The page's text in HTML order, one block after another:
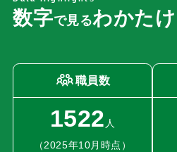
数字で見るわかたけ
職員数
1522 人
（2025年10月時点）